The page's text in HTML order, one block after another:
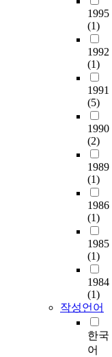
1995
(1)
1992
(1)
1991
(5)
1990
(2)
1989
(1)
1986
(1)
1985
(1)
1984
(1)
작성언어
한국
어